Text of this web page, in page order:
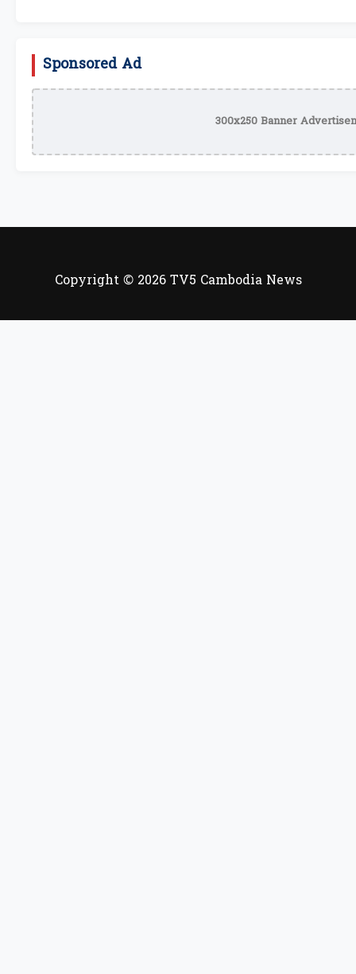
Sponsored Ad
300x250 Banner
Copyright © 2026 TV5 Cambodia News